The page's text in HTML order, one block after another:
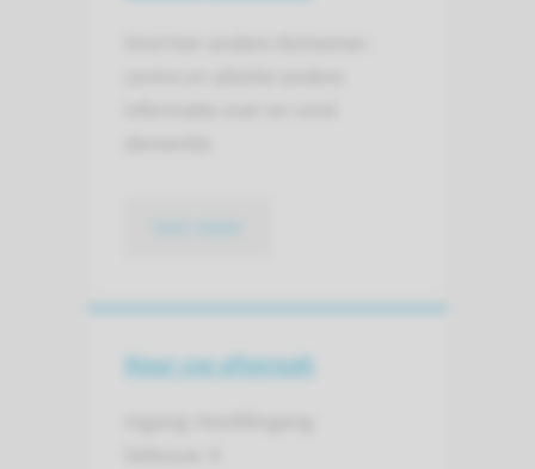
Naar uw afspraak